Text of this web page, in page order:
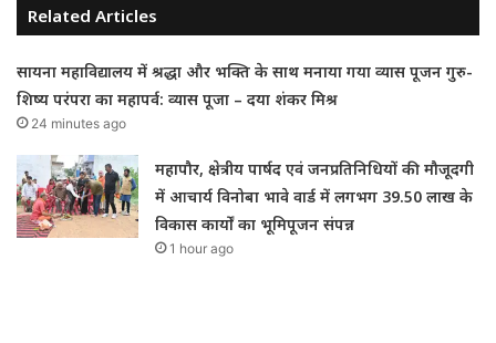
Related Articles
सायना महाविद्यालय में श्रद्धा और भक्ति के साथ मनाया गया व्यास पूजन गुरु-
शिष्य परंपरा का महापर्व: व्यास पूजा – दया शंकर मिश्र
24 minutes ago
महापौर, क्षेत्रीय पार्षद एवं जनप्रतिनिधियों की मौजूदगी
में आचार्य विनोबा भावे वार्ड में लगभग 39.50 लाख के
विकास कार्यों का भूमिपूजन संपन्न
1 hour ago